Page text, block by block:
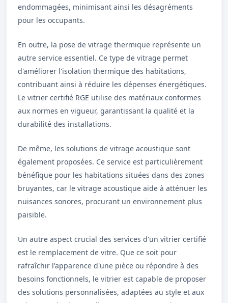
endommagées, minimisant ainsi les désagréments
pour les occupants.
En outre, la pose de vitrage thermique représente un
autre service essentiel. Ce type de vitrage permet
d'améliorer l'isolation thermique des habitations,
contribuant ainsi à réduire les dépenses énergétiques.
Le vitrier certifié RGE utilise des matériaux conformes
aux normes en vigueur, garantissant la qualité et la
durabilité des installations.
De même, les solutions de vitrage acoustique sont
également proposées. Ce service est particulièrement
bénéfique pour les habitations situées dans des zones
bruyantes, car le vitrage acoustique aide à atténuer les
nuisances sonores, procurant un environnement plus
paisible.
Un autre aspect crucial des services d'un vitrier certifié
est le remplacement de vitre. Que ce soit pour
rafraîchir l'apparence d'une pièce ou répondre à des
besoins fonctionnels, le vitrier est capable de proposer
des solutions personnalisées, adaptées au style et aux